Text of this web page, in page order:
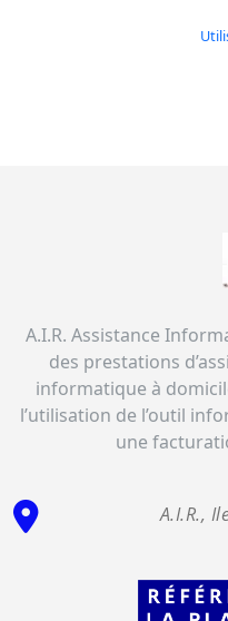
A.I.R. Assistance
des prestations
informatique à
l’utilisation de l’outil
une
A.I.R.,